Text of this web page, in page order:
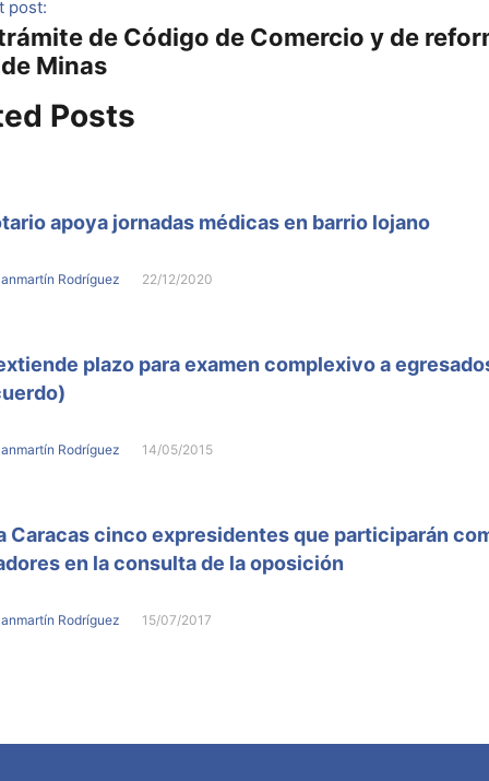
post:
de Código de Comercio y de
Minas
Posts
apoya jornadas médicas en barrio lojano
Rodríguez 22/12/2020
plazo para examen complexivo a
Rodríguez 14/05/2015
Caracas cinco expresidentes que participarán
en la consulta de la oposición
Rodríguez 15/07/2017